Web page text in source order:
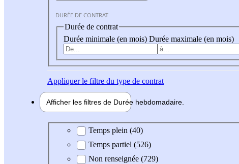
DURÉE DE CONTRAT
Durée de contrat
Durée minimale (en mois) Durée maximale (en mois)
Appliquerle filtre du type de contrat
Afficher les filtres de Durée hebdomadaire
Durée hebdomadaire
Temps plein (40)
Temps partiel (526)
Non renseignée (729)